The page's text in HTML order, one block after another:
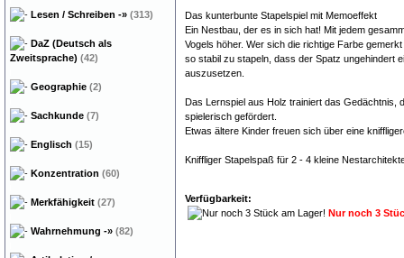
Das kunterbunte Stapelspiel mit Memoeffekt
Ein Nestbau, der es in sich hat! Mit jedem
Vogels höher. Wer sich die richtige Farbe
so stabil zu stapeln, dass der Spatz ungehindert
auszusetzen.
Das Lernspiel aus Holz trainiert das Gedächtnis,
spielerisch gefördert.
Etwas ältere Kinder freuen sich über eine
Kniffliger Stapelspaß für 2 - 4 kleine
Verfügbarkeit:
Nur noch 3
Lesen / Schreiben -» (313)
DaZ (Deutsch als
Zweitsprache) (42)
Geographie (2)
Sachkunde (7)
Englisch (15)
Konzentration (60)
Merkfähigkeit (27)
Wahrnehmung -» (82)